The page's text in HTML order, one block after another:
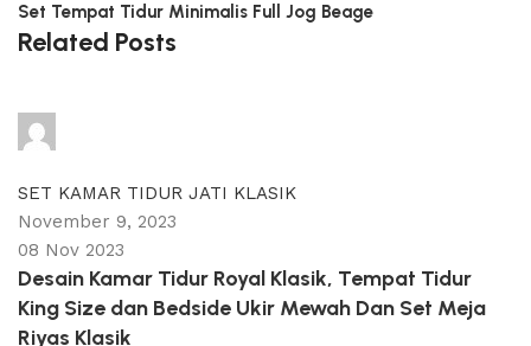
Set Tempat Tidur Minimalis Full Jog Beage
Related Posts
SET KAMAR TIDUR JATI KLASIK
November 9, 2023
08 Nov 2023
Desain Kamar Tidur Royal Klasik, Tempat Tidur
King Size dan Bedside Ukir Mewah Dan Set Meja
Riyas Klasik